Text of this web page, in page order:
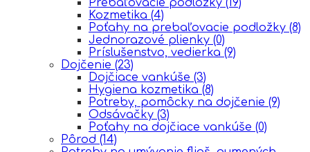
Kozmetika (4)
Poťahy na prebaľovacie podložky (8)
Jednorazové plienky (0)
Príslušenstvo, vedierka (9)
Dojčenie (23)
Dojčiace vankúše (3)
Hygiena kozmetika (8)
Potreby, pomôcky na dojčenie (9)
Odsávačky (3)
Poťahy na dojčiace vankúše (0)
Pôrod (14)